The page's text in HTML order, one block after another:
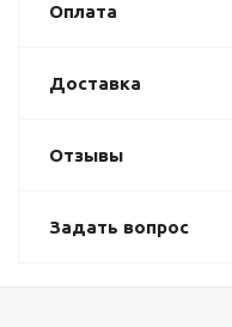
Оплата
Доставка
Отзывы
Задать вопрос